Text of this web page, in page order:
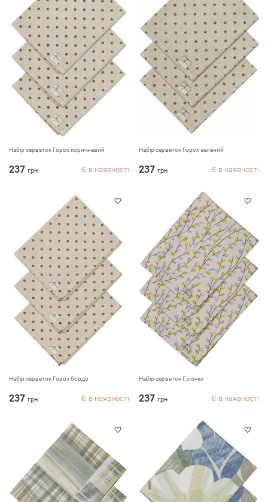
Набір серветок Горох коричневий
237 грн Є в наявності
Набір серветок Горох зелений
237 грн Є в наявності
Набір серветок Горох бордо
237 грн Є в наявності
Набір серветок Гілочки
237 грн Є в наявності
email
Коментар
Недоліки
Оцініть, будь ласка